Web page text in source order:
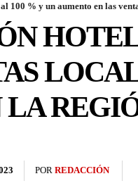
100 % y un aumento en las
LA
POR REDACCIÓN